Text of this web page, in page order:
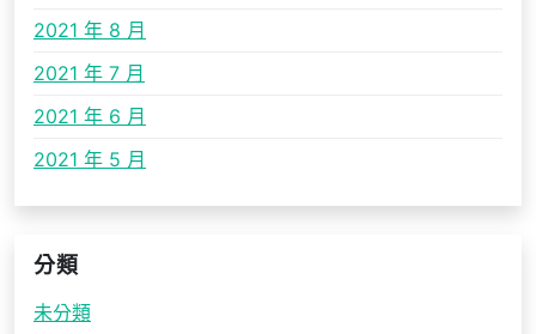
2021 年 8 月
2021 年 7 月
2021 年 6 月
2021 年 5 月
分類
未分類